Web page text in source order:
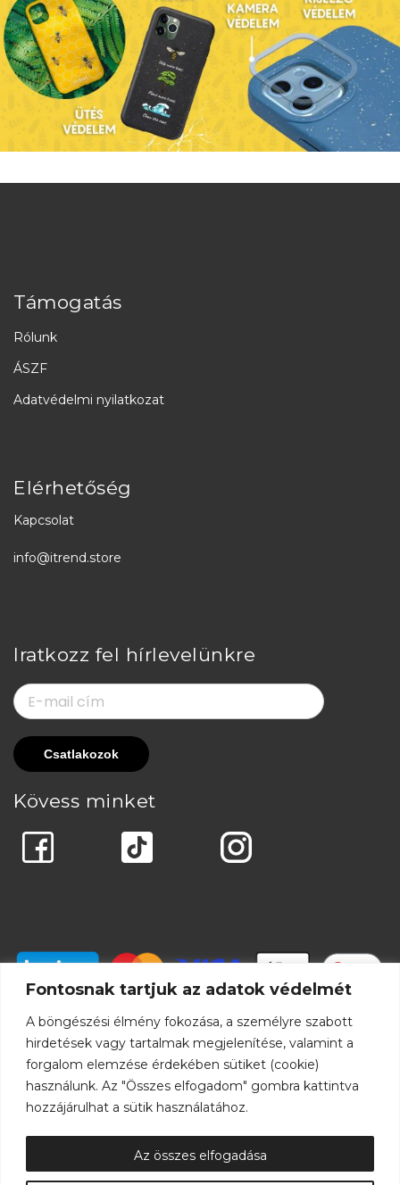
Fontosnak tartjuk az adatok védelmét
A böngészési élmény fokozása, a személyre szabott
hirdetések vagy tartalmak megjelenítése, valamint a
forgalom elemzése érdekében sütiket (cookie)
használunk. Az "Összes elfogadom" gombra kattintva
hozzájárulhat a sütik használatához.
Az összes elfogadása
Támogatás
Rólunk
ÁSZF
Adatvédelmi nyilatkozat
Elérhetőség
Kapcsolat
info@itrend.store
Iratkozz fel hírlevelünkre
Kövess minket